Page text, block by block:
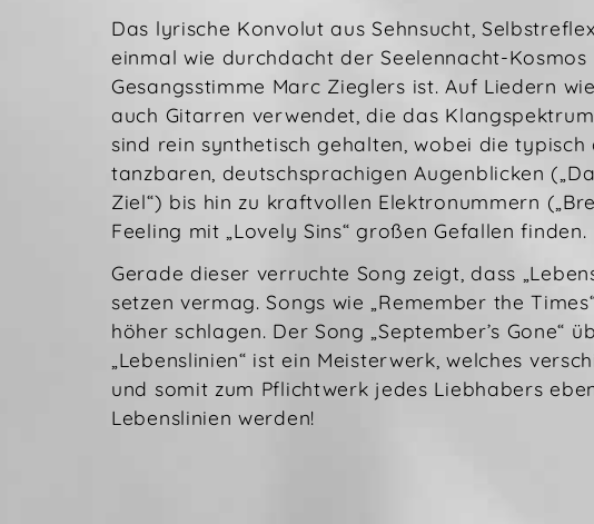
Das lyrische Konvolut aus Sehnsucht,
einmal wie durchdacht der Seelennacht-
Gesangsstimme Marc Zieglers ist. Auf Liedern
auch Gitarren verwendet, die das
sind rein synthetisch gehalten, wobei die
tanzbaren, deutschsprachigen Augenblicken
Ziel“) bis hin zu kraftvollen Elektronummern
Feeling mit „Lovely Sins“ großen Gefallen finden.
Gerade dieser verruchte Song zeigt, dass
setzen vermag. Songs wie „Remember the
höher schlagen. Der Song „September’s
„Lebenslinien“ ist ein Meisterwerk, welches
und somit zum Pflichtwerk jedes Liebhabers
Lebenslinien werden!